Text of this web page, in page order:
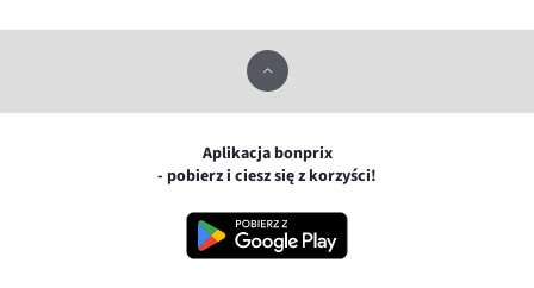
Aplikacja bonprix
- pobierz i ciesz się z korzyści!